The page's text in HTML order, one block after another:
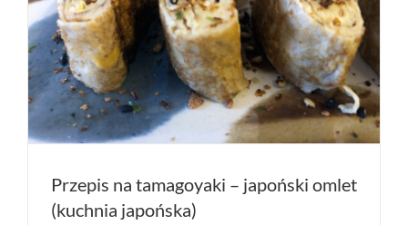
Przepis na tamagoyaki – japoński omlet
(kuchnia japońska)